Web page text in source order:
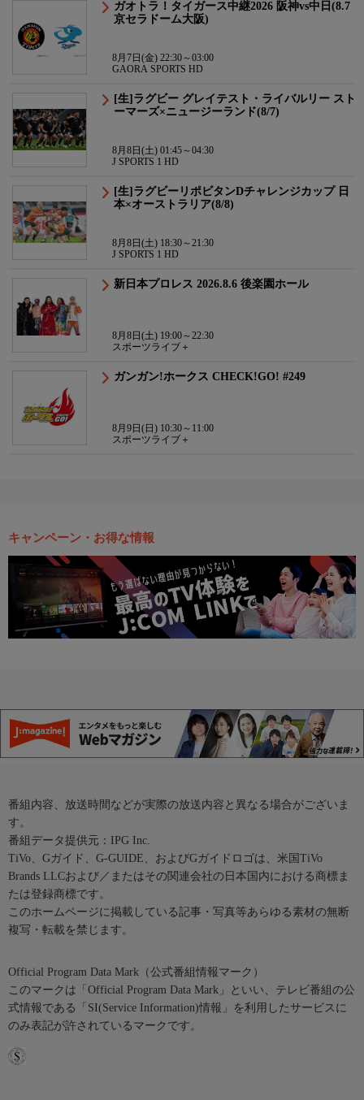
ガオトラ！タイガース中継2026 阪神vs中日(8.7
京セラドーム大阪)
8月7日(金) 22:30～03:00
GAORA SPORTS HD
[生]ラグビー グレイテスト・ライバルリー スト
ーマーズ×ニュージーランド(8/7)
8月8日(土) 01:45～04:30
J SPORTS 1 HD
[生]ラグビーリポビタンDチャレンジカップ 日
本×オーストラリア(8/8)
8月8日(土) 18:30～21:30
J SPORTS 1 HD
新日本プロレス 2026.8.6 後楽園ホール
8月8日(土) 19:00～22:30
スポーツライブ＋
ガンガン!ホークス CHECK!GO! #249
8月9日(日) 10:30～11:00
スポーツライブ＋
キャンペーン・お得な情報
番組内容、放送時間などが実際の放送内容と異なる場合がございま
す。
番組データ提供元：IPG Inc.
TiVo、Gガイド、G-GUIDE、およびGガイドロゴは、米国TiVo
Brands LLCおよび／またはその関連会社の日本国内における商標ま
たは登録商標です。
このホームページに掲載している記事・写真等あらゆる素材の無断
複写・転載を禁じます。
Official Program Data Mark（公式番組情報マーク）
このマークは「Official Program Data Mark」といい、テレビ番組の公
式情報である「SI(Service Information)情報」を利用したサービスに
のみ表記が許されているマークです。